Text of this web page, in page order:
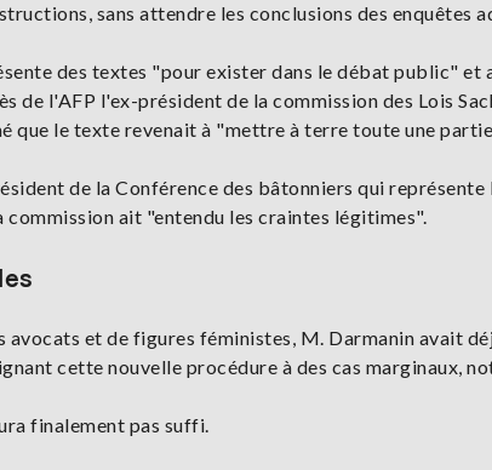
sans attendre les conclusions des enquêtes
des textes "pour exister dans le débat public" et
de l'AFP l'ex-président de la commission des Lois
que le texte revenait à "mettre à terre toute une
de la Conférence des bâtonniers qui
ait "entendu les craintes légitimes".
avocats et de figures féministes, M. Darmanin avait
cette nouvelle procédure à des cas marginaux,
finalement pas suffi.